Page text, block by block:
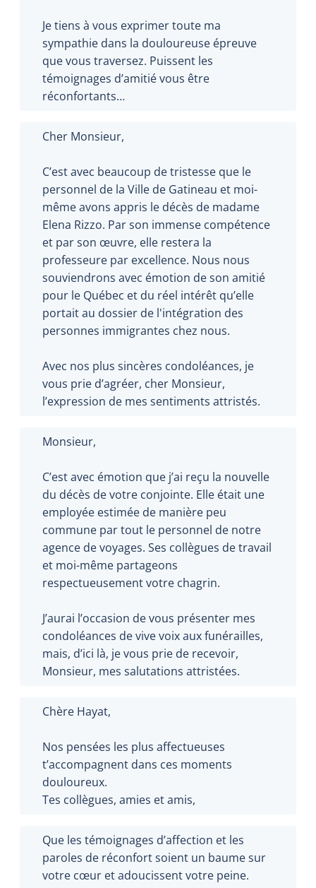
Je tiens à vous exprimer toute ma
sympathie dans la douloureuse épreuve
que vous traversez. Puissent les
témoignages d’amitié vous être
réconfortants…
Cher Monsieur,
C’est avec beaucoup de tristesse que le
personnel de la Ville de Gatineau et moi-
même avons appris le décès de madame
Elena Rizzo. Par son immense compétence
et par son œuvre, elle restera la
professeure par excellence. Nous nous
souviendrons avec émotion de son amitié
pour le Québec et du réel intérêt qu’elle
portait au dossier de l'intégration des
personnes immigrantes chez nous.
Avec nos plus sincères condoléances, je
vous prie d’agréer, cher Monsieur,
l’expression de mes sentiments attristés.
Monsieur,
C’est avec émotion que j’ai reçu la nouvelle
du décès de votre conjointe. Elle était une
employée estimée de manière peu
commune par tout le personnel de notre
agence de voyages. Ses collègues de travail
et moi-même partageons
respectueusement votre chagrin.
J’aurai l’occasion de vous présenter mes
condoléances de vive voix aux funérailles,
mais, d’ici là, je vous prie de recevoir,
Monsieur, mes salutations attristées.
Chère Hayat,
Nos pensées les plus affectueuses
t’accompagnent dans ces moments
douloureux.
Tes collègues, amies et amis,
Que les témoignages d’affection et les
paroles de réconfort soient un baume sur
votre cœur et adoucissent votre peine.